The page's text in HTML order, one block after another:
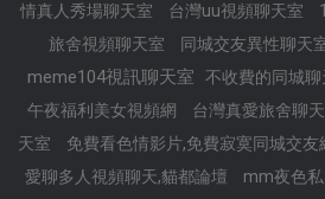
情真人秀場聊天室
台灣uu視頻聊天室
旅舍視頻聊天室
同城交友異性聊天
meme104視訊聊天室 不收費的同城聊
午夜福利美女視頻網
台灣真愛旅舍聊
天室
免費看色情影片,免費寂寞同城交友
愛聊多人視頻聊天,貓都論壇
mm夜色